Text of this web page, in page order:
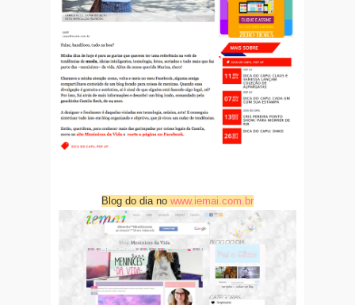
Blog do dia no www.iemai.com.br